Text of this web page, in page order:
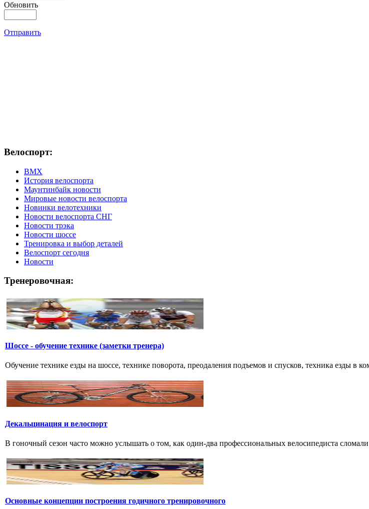
Обновить
Отправить
Велоспорт:
ВМХ
История велоспорта
Маунтинбайк новости
Мировые новости велоспорта
Новинки велотехники
Новости велоспорта СНГ
Новости трэка
Новости шоссе
Тренировка и выбор деталей
Велоспорт сегодня
Новости
Тренеровочная:
Шоссе - обучение технике (заметки тренера)
Обучение технике езды на шоссе, технике поворота, преодаления подъемов и спусков, техника езды в
Декальцинация и велоспорт
В гоночный сезон часто можно услышать о том, как один-два профессиональных велосипедиста
Основные концепции построения годичного тренировочного